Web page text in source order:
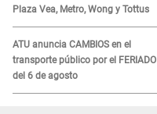
Plaza Vea, Metro, Wong y Tottus
ATU anuncia CAMBIOS en el
transporte público por el FERIADO
del 6 de agosto